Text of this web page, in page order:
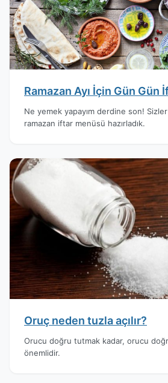
Ramazan Ayı İçin Gün Gün
Ne yemek yapayım derdine son!
ramazan iftar menüsü hazırladık.
Oruç neden tuzla açılır?
Orucu doğru tutmak kadar, orucu
önemlidir.